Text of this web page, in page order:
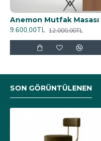
9.600,00TL 12.000,00TL
SON GÖRÜNTÜLENEN